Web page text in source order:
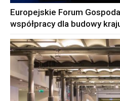
Europejskie Forum
współpracy dla budowy